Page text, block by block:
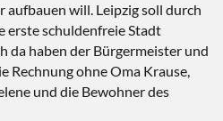
aufbauen will. Leipzig soll durch
erste schuldenfreie Stadt
da haben der Bürgermeister und
Rechnung ohne Oma Krause,
und die Bewohner des